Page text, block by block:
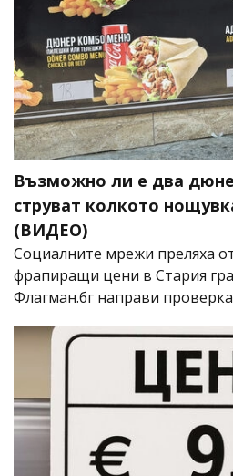
Възможно ли е два
струват колкото
(ВИДЕО)
Социалните мрежи преляха
фрапиращи цени в Стария
Флагман.бг направи